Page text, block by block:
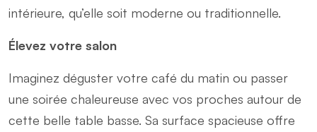
intérieure, qu’elle soit moderne ou traditionnelle.
Élevez votre salon
Imaginez déguster votre café du matin ou passer
une soirée chaleureuse avec vos proches autour de
cette belle table basse. Sa surface spacieuse offre